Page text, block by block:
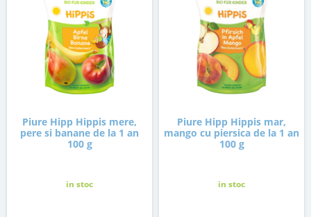
Piure Hipp Hippis mere,
pere si banane de la 1 an
100 g
in stoc
Piure Hipp Hippis mar,
mango cu piersica de la 1 an
100 g
in stoc